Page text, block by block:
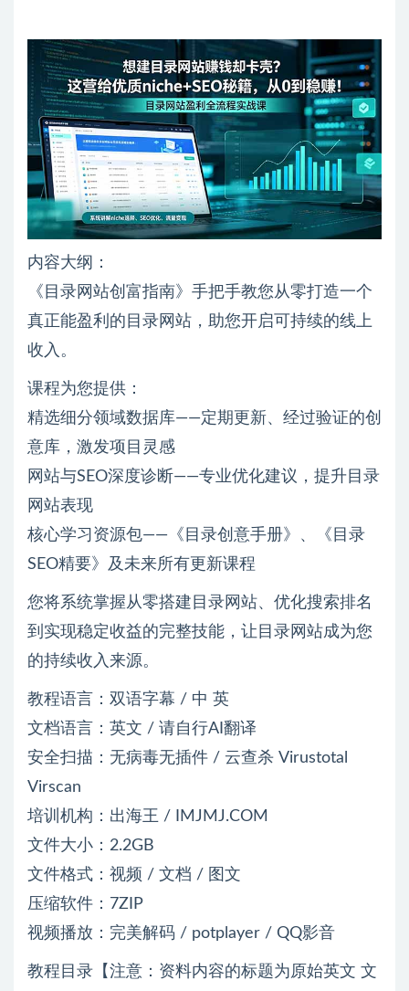
内容大纲：
《目录网站创富指南》手把手教您从零打造一个
真正能盈利的目录网站，助您开启可持续的线上
收入。
课程为您提供：
精选细分领域数据库——定期更新、经过验证的创
意库，激发项目灵感
网站与SEO深度诊断——专业优化建议，提升目录
网站表现
核心学习资源包——《目录创意手册》、《目录
SEO精要》及未来所有更新课程
您将系统掌握从零搭建目录网站、优化搜索排名
到实现稳定收益的完整技能，让目录网站成为您
的持续收入来源。
教程语言：双语字幕 / 中 英
文档语言：英文 / 请自行AI翻译
安全扫描：无病毒无插件 / 云查杀 Virustotal
Virscan
培训机构：出海王 / IMJMJ.COM
文件大小：2.2GB
文件格式：视频 / 文档 / 图文
压缩软件：7ZIP
视频播放：完美解码 / potplayer / QQ影音
教程目录【注意：资料内容的标题为原始英文 文